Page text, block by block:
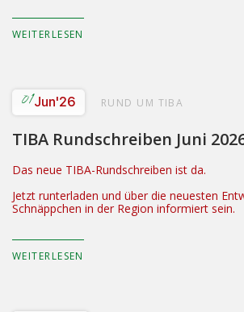
WEITERLESEN
01Jun'26 RUND UM TIBA
TIBA Rundschreiben Juni
Das neue TIBA-Rundschreiben ist da.
Jetzt runterladen und über die neuesten
Schnäppchen in der Region informiert sein.
WEITERLESEN